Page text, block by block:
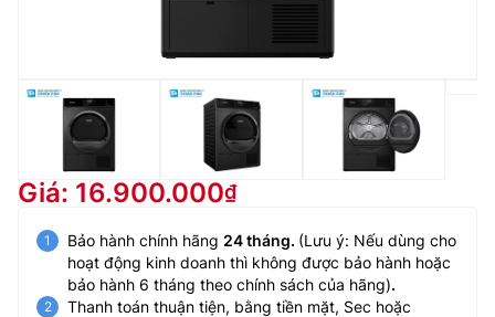
Giá: 16.900.000
Bảo hành chính hãng 24 tháng. (Lưu ý: Nếu dùng cho
hoạt động kinh doanh thì không được bảo hành hoặc
bảo hành 6 tháng theo chính sách của hãng).
Thanh toán thuận tiện, bằng tiền mặt, Sec hoặc